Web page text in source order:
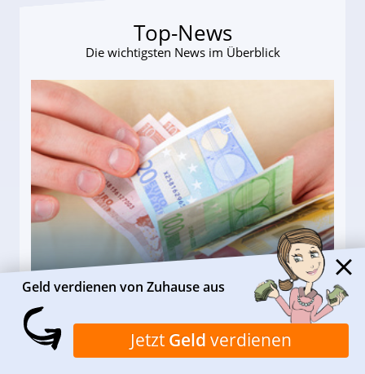
Top-News
Die wichtigsten News im Überblick
Heimarbeit ohne PC: Die
besten Heimarbeiten
Geld verdienen von Zuhause aus
Jetzt Geld verdienen